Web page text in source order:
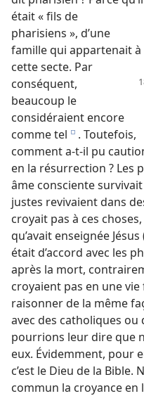
était « fils de
pharisiens », d’une
famille qui appartenait à
cette secte. Par
conséquent,
beaucoup le
considéraient encore
comme tel e . Toutefois,
comment a-t-il pu
en la résurrection ? Les
âme consciente
justes revivaient dans
croyait pas à ces
qu’avait enseignée Jésus
était d’accord avec les
après la mort,
croyaient pas en une
raisonner de la même
avec des catholiques
pourrions leur dire que
eux. Évidemment, pour
c’est le Dieu de la Bible.
commun la croyance en